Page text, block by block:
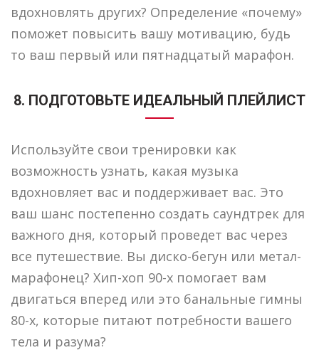
вдохновлять других? Определение «почему»
поможет повысить вашу мотивацию, будь
то ваш первый или пятнадцатый марафон.
8. ПОДГОТОВЬТЕ ИДЕАЛЬНЫЙ ПЛЕЙЛИСТ
Используйте свои тренировки как
возможность узнать, какая музыка
вдохновляет вас и поддерживает вас. Это
ваш шанс постепенно создать саундтрек для
важного дня, который проведет вас через
все путешествие. Вы диско-бегун или метал-
марафонец? Хип-хоп 90-х помогает вам
двигаться вперед или это банальные гимны
80-х, которые питают потребности вашего
тела и разума?